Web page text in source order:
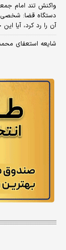
واکنش تند امام
دستگاه قضا: شخصی
آن را رد کرد، آیا
شایعه استعفای